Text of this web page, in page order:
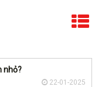
nhỏ?
22-01-2025